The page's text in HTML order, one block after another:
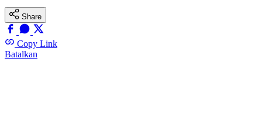
Share
Copy Link
Batalkan